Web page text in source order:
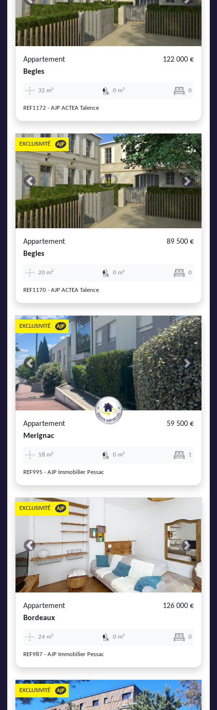
Previous Next
Appartement
122 000 €
Begles
32 m² 0 m² 0
REF1172 - AJP ACTEA Talence
Previous Next
EXCLUSIVITÉ
Appartement
89 500 €
Begles
20 m² 0 m² 0
REF1170 - AJP ACTEA Talence
Previous Next
EXCLUSIVITÉ
Appartement
59 500 €
Merignac
18 m² 0 m² 1
REF995 - AJP Immobilier Pessac
Previous Next
EXCLUSIVITÉ
Appartement
126 000 €
Bordeaux
24 m² 0 m² 0
REF987 - AJP Immobilier Pessac
EXCLUSIVITÉ